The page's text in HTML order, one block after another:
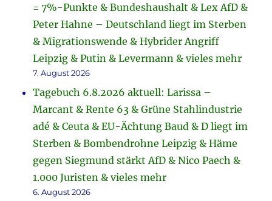
= 7%-Punkte & Bundeshaushalt & Lex AfD &
Peter Hahne – Deutschland liegt im Sterben
& Migrationswende & Hybrider Angriff
Leipzig & Putin & Levermann & vieles mehr
7. August 2026
Tagebuch 6.8.2026 aktuell: Larissa –
Marcant & Rente 63 & Grüne Stahlindustrie
adé & Ceuta & EU-Ächtung Baud & D liegt im
Sterben & Bombendrohne Leipzig & Häme
gegen Siegmund stärkt AfD & Nico Paech &
1.000 Juristen & vieles mehr
6. August 2026